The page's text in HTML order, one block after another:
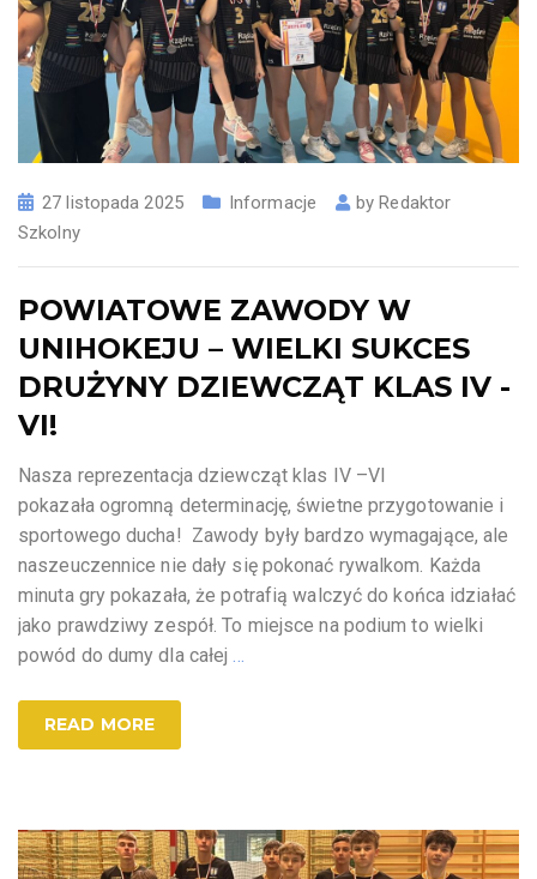
27 listopada 2025 Informacje byRedaktor
Szkolny
POWIATOWE ZAWODY W
UNIHOKEJU – WIELKI SUKCES
DRUŻYNY DZIEWCZĄT KLAS IV -
VI!
Nasza reprezentacja dziewcząt klas IV –VI
pokazała ogromną determinację, świetne przygotowanie i
sportowego ducha! Zawody były bardzo wymagające, ale
naszeuczennice nie dały się pokonać rywalkom. Każda
minuta gry pokazała, że potrafią walczyć do końca idziałać
jako prawdziwy zespół. To miejsce na podium to wielki
powód do dumy dla całej
READ MORE